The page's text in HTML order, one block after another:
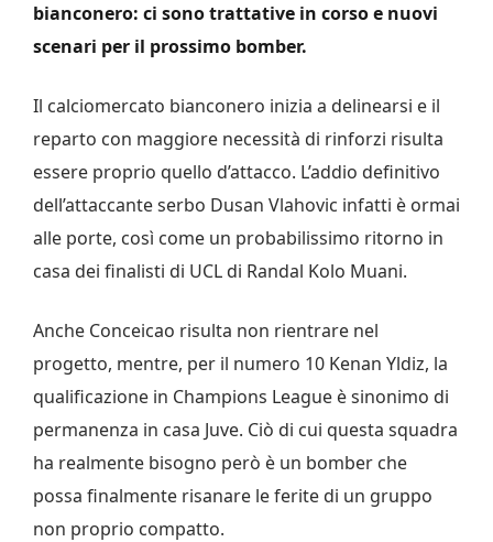
bianconero: ci sono trattative in corso e nuovi
scenari per il prossimo bomber.
Il calciomercato bianconero inizia a delinearsi e il
reparto con maggiore necessità di rinforzi risulta
essere proprio quello d’attacco. L’addio definitivo
dell’attaccante serbo Dusan Vlahovic infatti è ormai
alle porte, così come un probabilissimo ritorno in
casa dei finalisti di UCL di Randal Kolo Muani.
Anche Conceicao risulta non rientrare nel
progetto, mentre, per il numero 10 Kenan Yldiz, la
qualificazione in Champions League è sinonimo di
permanenza in casa Juve. Ciò di cui questa squadra
ha realmente bisogno però è un bomber che
possa finalmente risanare le ferite di un gruppo
non proprio compatto.